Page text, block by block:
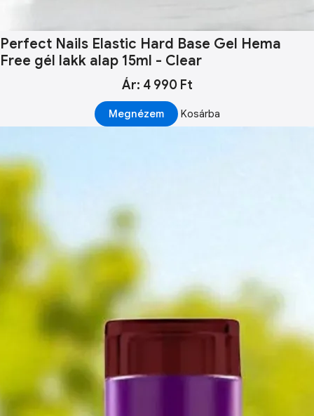
Perfect Nails Elastic Hard Base Gel Hema
Free gél lakk alap 15ml - Clear
Ár: 4 990 Ft
Megnézem Kosárba